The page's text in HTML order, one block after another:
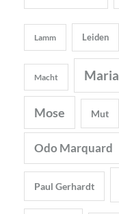
Lamm Leiden
Macht Maria
Mose Mut
Odo Marquard
Paul Gerhardt